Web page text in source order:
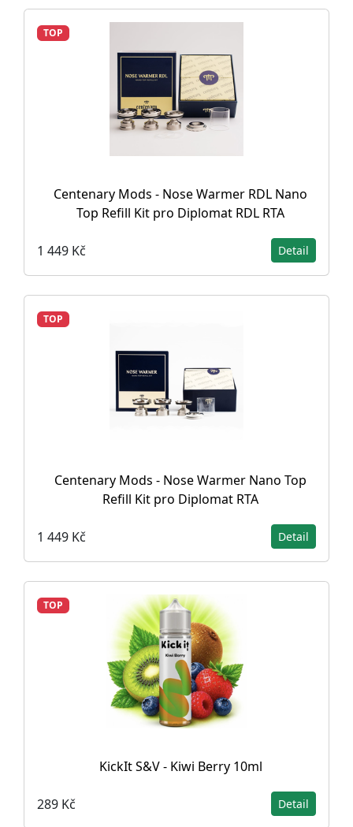
TOP
Centenary Mods - Nose Warmer RDL Nano
Top Refill Kit pro Diplomat RDL RTA
1 449 Kč Detail
TOP
Centenary Mods - Nose Warmer Nano Top
Refill Kit pro Diplomat RTA
1 449 Kč Detail
TOP
KickIt S&V - Kiwi Berry 10ml
289 Kč Detail